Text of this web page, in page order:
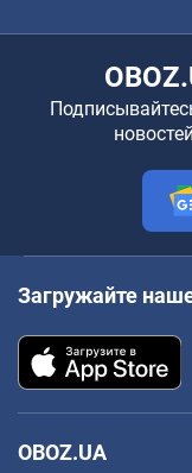
Загружайте
OBOZ.UA